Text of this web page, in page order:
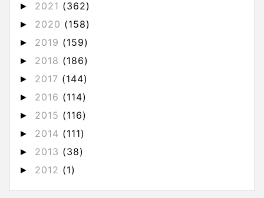
► 2021 (362)
► 2020 (158)
► 2019 (159)
► 2018 (186)
► 2017 (144)
► 2016 (114)
► 2015 (116)
► 2014 (111)
► 2013 (38)
► 2012 (1)